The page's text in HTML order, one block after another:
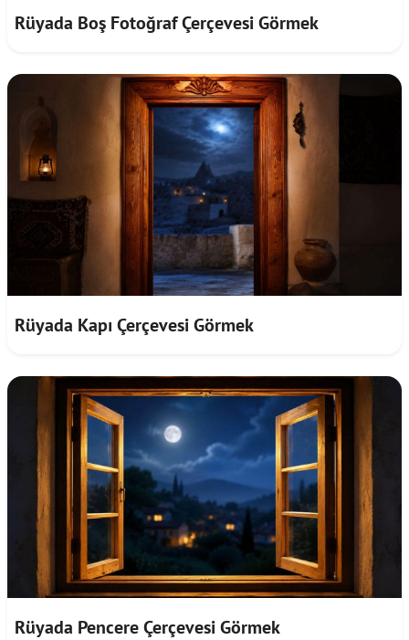
Rüyada Boş Fotoğraf Çerçevesi Görmek
Rüyada Kapı Çerçevesi Görmek
Rüyada Pencere Çerçevesi Görmek